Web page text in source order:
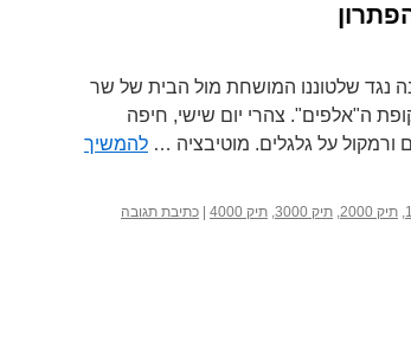
נגד שלטוננו המושחת מול הבית של שר
ה"אלפים". צהרי יום שישי, חיפה
להמשיך
, תיק 2000 , תיק 3000 , תיק 4000 כתיבת תגובה